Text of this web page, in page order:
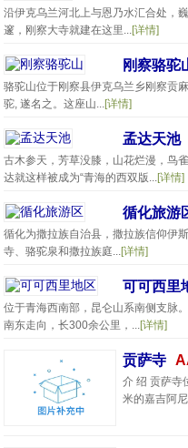
沿伊克乌兰河北上与恩乃水汇合处，
邃，刚察大寺就建在这里...[详情]
刚察骆驼
骆驼山位于刚察县伊克乌兰乡刚察贡
驼, 遂名之。这座山...[详情]
孟达天池
古木参天，芳草没膝，山花烂漫，鸟
达就这样被成为“青海的西双版...[详情]
循化旅游
循化为撒拉族自治县，撒拉族信仰伊
寺、骆驼泉和撒拉族庭...[详情]
可可西里
位于青海西南部，昆仑山系南侧支脉
南东走向，长300余公里，...[详情]
贡萨寺
介 绍 贡萨寺
米的嘉吉阿